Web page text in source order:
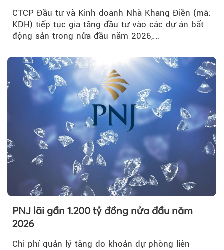
CTCP Đầu tư và Kinh doanh Nhà Khang Điền (mã:
KDH) tiếp tục gia tăng đầu tư vào các dự án bất
động sản trong nửa đầu năm 2026,...
PNJ lãi gần 1.200 tỷ đồng nửa đầu năm
2026
Chi phí quản lý tăng do khoản dự phòng liên